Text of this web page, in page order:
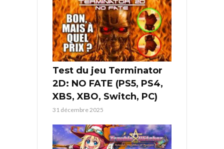
Test du jeu Terminator
2D: NO FATE (PS5, PS4,
XBS, XBO, Switch, PC)
31 décembre 2025